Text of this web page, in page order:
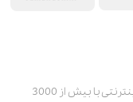
پت استور به عنوان یکی از قدیمی‌ترین پت شاپ های اینترنتی با بیش از 3000